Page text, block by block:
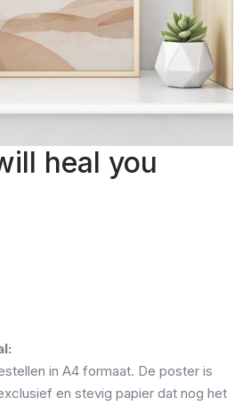
heal you
in A4 formaat. De poster is
en stevig papier dat nog het